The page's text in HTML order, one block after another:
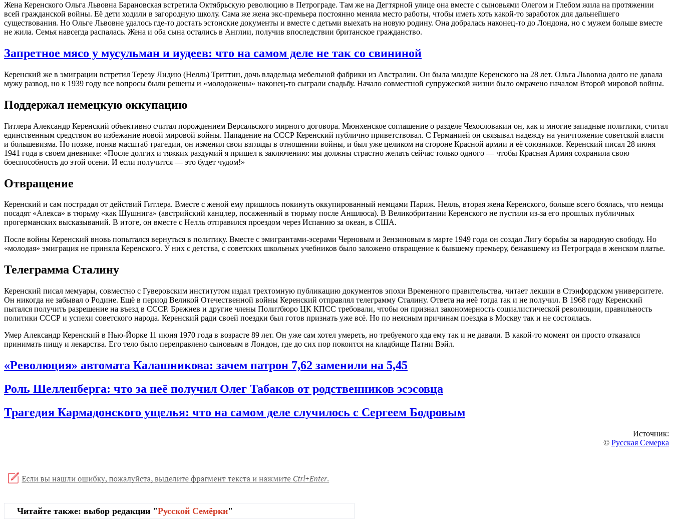
Жена Керенского Ольга Львовна Барановская встретила Октябрьскую революцию в Петрограде. Там же на Дегтярной улице она вместе с сыновьями Олегом и Глебом жила на протяжении
всей гражданской войны. Её дети ходили в загородную школу. Сама же жена экс-премьера постоянно меняла место работы, чтобы иметь хоть какой-то заработок для дальнейшего
существования. Но Ольге Львовне удалось где-то достать эстонские документы и вместе с детьми выехать на новую родину. Она добралась наконец-то до Лондона, но с мужем больше вместе
не жила. Семья навсегда распалась. Жена и оба сына остались в Англии, получив впоследствии британское гражданство.
Запретное мясо у мусульман и иудеев: что на самом деле не так со свининой
Керенский же в эмиграции встретил Терезу Лидию (Нелль) Триттин, дочь владельца мебельной фабрики из Австралии. Он была младше Керенского на 28 лет. Ольга Львовна долго не давала
мужу развод, но к 1939 году все вопросы были решены и «молодожены» наконец-то сыграли свадьбу. Начало совместной супружеской жизни было омрачено началом Второй мировой войны.
Поддержал немецкую оккупацию
Гитлера Александр Керенский объективно считал порождением Версальского мирного договора. Мюнхенское соглашение о разделе Чехословакии он, как и многие западные политики, считал
единственным средством во избежание новой мировой войны. Нападение на СССР Керенский публично приветствовал. С Германией он связывал надежду на уничтожение советской власти
и большевизма. Но позже, поняв масштаб трагедии, он изменил свои взгляды в отношении войны, и был уже целиком на стороне Красной армии и её союзников. Керенский писал 28 июня
1941 года в своем дневнике: «После долгих и тяжких раздумий я пришел к заключению: мы должны страстно желать сейчас только одного — чтобы Красная Армия сохранила свою
боеспособность до этой осени. И если получится — это будет чудом!»
Отвращение
Керенский и сам пострадал от действий Гитлера. Вместе с женой ему пришлось покинуть оккупированный немцами Париж. Нелль, вторая жена Керенского, больше всего боялась, что немцы
посадят «Алекса» в тюрьму «как Шушнига» (австрийский канцлер, посаженный в тюрьму после Аншлюса). В Великобритании Керенского не пустили из-за его прошлых публичных
прогерманских высказываний. В итоге, он вместе с Нелль отправился проездом через Испанию за океан, в США.
После войны Керенский вновь попытался вернуться в политику. Вместе с эмигрантами-эсерами Черновым и Зензиновым в марте 1949 года он создал Лигу борьбы за народную свободу. Но
«молодая» эмиграция не приняла Керенского. У них с детства, с советских школьных учебников было заложено отвращение к бывшему премьеру, бежавшему из Петрограда в женском платье.
Телеграмма Сталину
Керенский писал мемуары, совместно с Гуверовским институтом издал трехтомную публикацию документов эпохи Временного правительства, читает лекции в Стэнфордском университете.
Он никогда не забывал о Родине. Ещё в период Великой Отечественной войны Керенский отправлял телеграмму Сталину. Ответа на неё тогда так и не получил. В 1968 году Керенский
пытался получить разрешение на въезд в СССР. Брежнев и другие члены Политбюро ЦК КПСС требовали, чтобы он признал закономерность социалистической революции, правильность
политики СССР и успехи советского народа. Керенский ради своей поездки был готов признать уже всё. Но по неясным причинам поездка в Москву так и не состоялась.
Умер Александр Керенский в Нью-Йорке 11 июня 1970 года в возрасте 89 лет. Он уже сам хотел умереть, но требуемого яда ему так и не давали. В какой-то момент он просто отказался
принимать пищу и лекарства. Его тело было переправлено сыновьям в Лондон, где до сих пор покоится на кладбище Патни Вэйл.
«Революция» автомата Калашникова: зачем патрон 7,62 заменили на 5,45
Роль Шелленберга: что за неё получил Олег Табаков от родственников эсэсовца
Трагедия Кармадонского ущелья: что на самом деле случилось с Сергеем Бодровым
Источник:
© Русская Семерка
Читайте также: выбор редакции "Русской Cемёрки"